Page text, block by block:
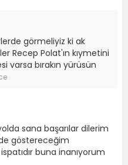
görmeliyiz ki ak
Recep Polat'ın kıymetini
varsa bırakın yürüsün
sana başarılar dilerim
göstereceğim
buna inanıyorum